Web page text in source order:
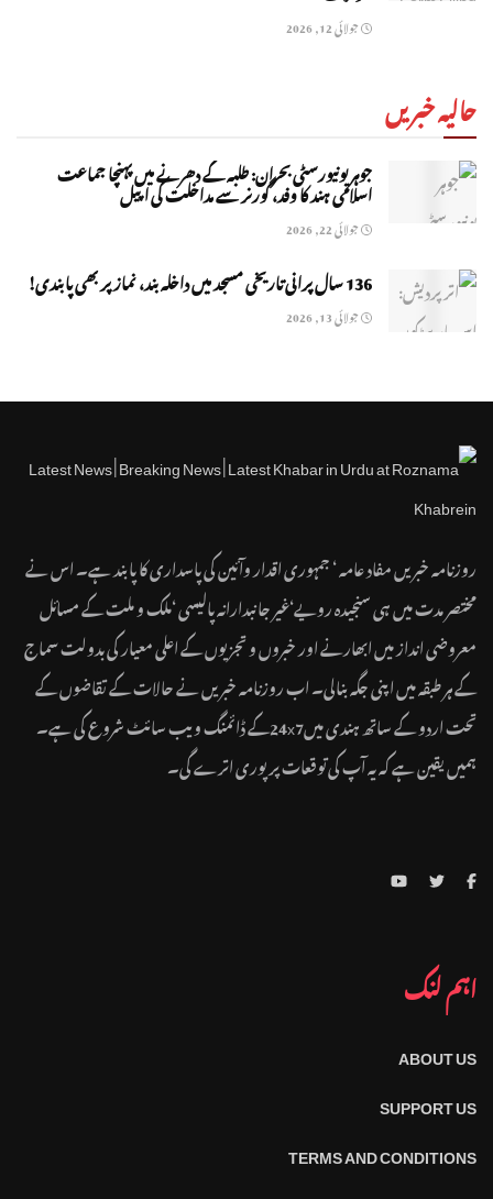
جولائی 12, 2026
حالیہ خبریں
جوہر یونیورسٹی بحران: طلبہ کے دھرنے میں پہنچا جماعت
اسلامی ہند کا وفد، گورنر سے مداخلت کی اپیل
جولائی 22, 2026
136 سال پرانی تاریخی مسجد میں داخلہ بند، نماز پر بھی پابندی!
جولائی 13, 2026
روزنامہ خبریں مفاد عامہ ‘ جمہوری اقدار وآئین کی پاسداری کا پابند ہے۔ اس نے
مختصر مدت میں ہی سنجیدہ رویے‘غیر جانبدارانہ پالیسی ‘ملک و ملت کے مسائل
معروضی انداز میں ابھارنے اور خبروں و تجزیوں کے اعلی معیار کی بدولت سماج
کے ہر طبقہ میں اپنی جگہ بنالی۔ اب روزنامہ خبریں نے حالات کے تقاضوں کے
تحت اردو کے ساتھ ہندی میں24x7کے ڈائمنگ ویب سائٹ شروع کی ہے۔
ہمیں یقین ہے کہ یہ آپ کی توقعات پر پوری اترے گی۔
اہم لنک
ABOUT US
SUPPORT US
TERMS AND CONDITIONS